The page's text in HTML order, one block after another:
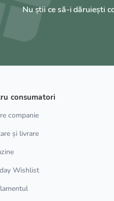
Nu știi ce să-i dăruiești
consumatori
companie
și livrare
Wishlist